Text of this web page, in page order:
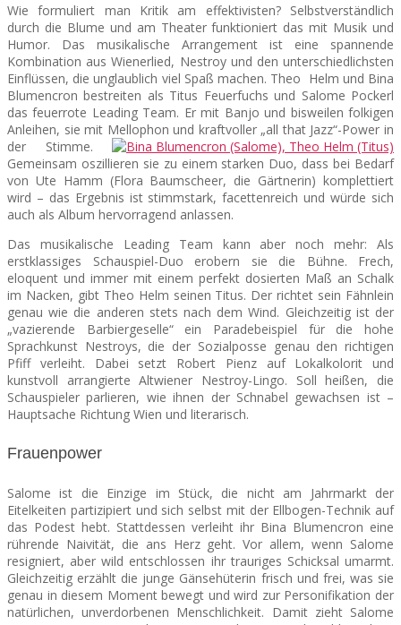
Wie formuliert man Kritik am effektivisten? Selbstverständlich
durch die Blume und am Theater funktioniert das mit Musik und
Humor. Das musikalische Arrangement ist eine spannende
Kombination aus Wienerlied, Nestroy und den unterschiedlichsten
Einflüssen, die unglaublich viel Spaß machen. Theo Helm und Bina
Blumencron bestreiten als Titus Feuerfuchs und Salome Pockerl
das feuerrote Leading Team. Er mit Banjo und bisweilen folkigen
Anleihen, sie mit Mellophon und kraftvoller „all that Jazz“-Power in
der Stimme.
Gemeinsam oszillieren sie zu einem starken Duo, dass bei Bedarf
von Ute Hamm (Flora Baumscheer, die Gärtnerin) komplettiert
wird – das Ergebnis ist stimmstark, facettenreich und würde sich
auch als Album hervorragend anlassen.
Das musikalische Leading Team kann aber noch mehr: Als
erstklassiges Schauspiel-Duo erobern sie die Bühne. Frech,
eloquent und immer mit einem perfekt dosierten Maß an Schalk
im Nacken, gibt Theo Helm seinen Titus. Der richtet sein Fähnlein
genau wie die anderen stets nach dem Wind. Gleichzeitig ist der
„vazierende Barbiergeselle“ ein Paradebeispiel für die hohe
Sprachkunst Nestroys, die der Sozialposse genau den richtigen
Pfiff verleiht. Dabei setzt Robert Pienz auf Lokalkolorit und
kunstvoll arrangierte Altwiener Nestroy-Lingo. Soll heißen, die
Schauspieler parlieren, wie ihnen der Schnabel gewachsen ist –
Hauptsache Richtung Wien und literarisch.
Frauenpower
Salome ist die Einzige im Stück, die nicht am Jahrmarkt der
Eitelkeiten partizipiert und sich selbst mit der Ellbogen-Technik auf
das Podest hebt. Stattdessen verleiht ihr Bina Blumencron eine
rührende Naivität, die ans Herz geht. Vor allem, wenn Salome
resigniert, aber wild entschlossen ihr trauriges Schicksal umarmt.
Gleichzeitig erzählt die junge Gänsehüterin frisch und frei, was sie
genau in diesem Moment bewegt und wird zur Personifikation der
natürlichen, unverdorbenen Menschlichkeit. Damit zieht Salome